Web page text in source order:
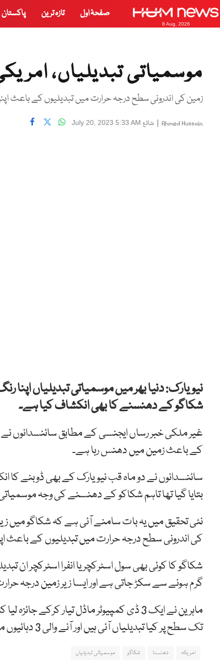
8 Aug, 2026
صفحۂ اول تازہ ترین پاکستان
موسمیاتی تبدیلیاں،
زمین کی اندرونی سطح درجہ حرارت میں تبدیلیوں کے باعث
Ahmed Hussain
| شائع July 20, 2023 5:33 AM
نیویارک: دنیا بھر میں موسمیاتی تبدیلیاں اپنا
شکاگو کے دھنسنے کا بھی انکشاف کیا ہے۔
غیر ملکی خبر رساں ایجنسی کے مطابق سائنسدانوں
کے باعث زمین میں دھنس رہا ہے۔
سائنسدانوں نے دو ماہ قب نیویارک کے بھی ڈوبنے کا
بتایا گیا تھا تاہم شکاکو کے دھنسنے کی وجہ
نئی تحقیق میں یہ بات سامنے آئی ہے کہ شکاگو میں
کی اندرونی سطح درجہ حرارت میں تبدیلیوں کے
شکاگو کا کوئی بھی سول اسٹرکچر یا انفرا اسٹرکچر ان
گرم ہونے سے سکڑ جاتی ہے اور ایسا زیر زمین درجہ
تک سطح پر کیا تبدیلیاں آئی ہیں اور آنے والی 3 دہائیوں میں کیا کچھ بدل سکتا ہے۔
امریکہ دھنسنا شکاگو موسمیاتی تبدیلیاں